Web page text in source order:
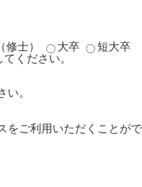
修士） 大卒
短大卒
ください。
い。
をご利用いただくことがで